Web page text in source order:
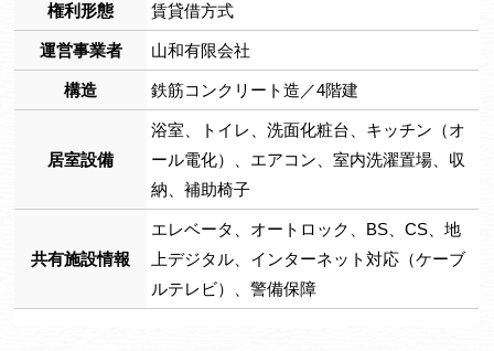
権利形態 賃貸借方式
運営事業者 山和有限会社
構造 鉄筋コンクリート造／4階建
居室設備
浴室、トイレ、洗面化粧台、キッチン（オ
ール電化）、エアコン、室内洗濯置場、収
納、補助椅子
共有施設情報
エレベータ、オートロック、BS、CS、地
上デジタル、インターネット対応（ケーブ
ルテレビ）、警備保障